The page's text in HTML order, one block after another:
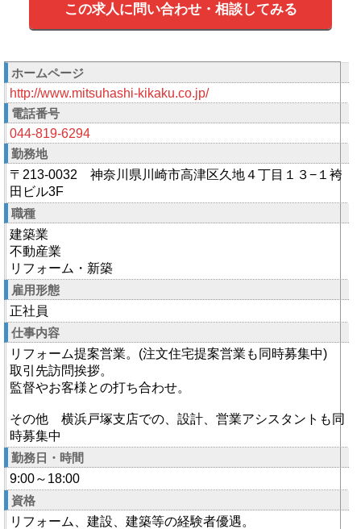
この求人に問い合わせ・相談してみる
ホームページ
http://www.mitsuhashi-kikaku.co.jp/
電話番号
044-819-6294
勤務地
〒213-0032 神奈川県川崎市高津区久地４丁目１３−１袴
田ビル3F
職種
建築業
不動産業
リフォーム・新築
雇用形態
正社員
仕事内容
リフォーム提案営業。(注文住宅提案営業も同時募集中)
取引先訪問挨拶。
監督やお客様との打ち合わせ。
その他 横浜戸塚支店での、設計、営業アシスタントも同
時募集中
勤務日・時間
9:00～18:00
資格
リフォーム、建設、建築等の経験者優遇。